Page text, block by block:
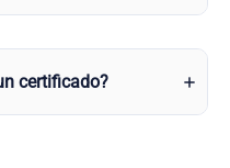
certificado?